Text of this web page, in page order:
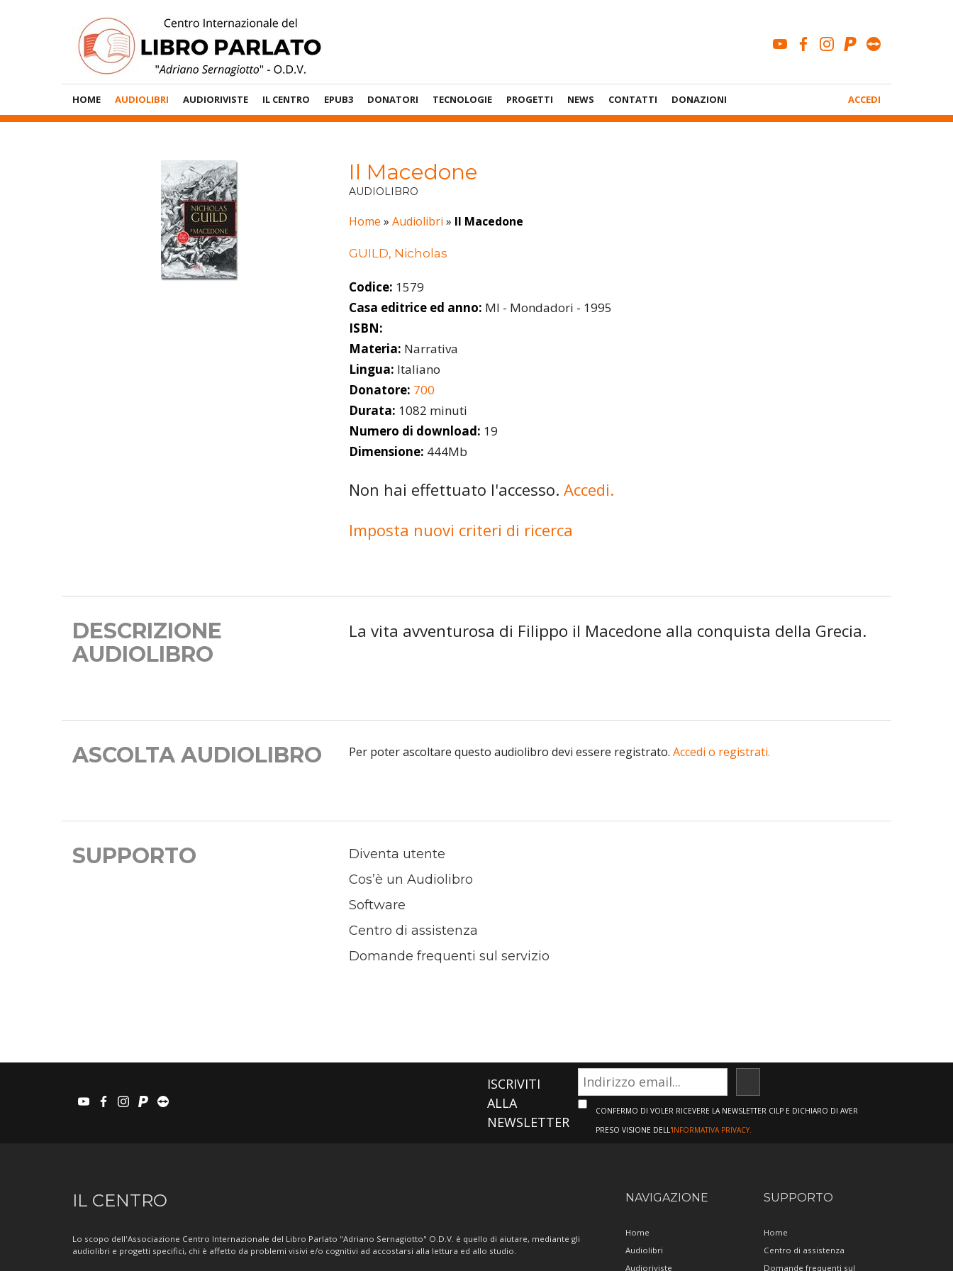
youtubefacebook
instagram
paypal
Menù
Principale
HOME AUDIOLIBRI AUDIORIVISTE IL CENTRO EPUB3 DONATORI TECNOLOGIE PROGETTI NEWS CONTATTI DONAZIONI
Account
ACCEDI
Il Macedone
AUDIOLIBRO
Home » Audiolibri » Il Macedone
GUILD, Nicholas
Codice: 1579
Casa editrice ed anno: MI - Mondadori - 1995
ISBN:
Materia: Narrativa
Lingua: Italiano
Donatore: 700
Durata: 1082 minuti
Numero di download: 19
Dimensione: 444Mb
Non hai effettuato l'accesso. Accedi.
Imposta nuovi criteri di ricerca
DESCRIZIONE
AUDIOLIBRO
La vita avventurosa di Filippo il Macedone alla conquista della Grecia.
ASCOLTA AUDIOLIBRO Per poter ascoltare questo audiolibro devi essere registrato. Accedi o registrati.
SUPPORTO
Diventa utente
Cos’è un Audiolibro
Software
Centro di assistenza
Domande frequenti sul servizio
youtubefacebook
instagram
paypalteamviewer
ISCRIVITI
ALLA
NEWSLETTER
CONFERMO DI VOLER RICEVERE LA NEWSLETTER CILP E DICHIARO DI AVER
PRESO VISIONE DELL'INFORMATIVA PRIVACY.
Informazioni
IL CENTRO
Lo scopo dell'Associazione Centro Internazionale del Libro Parlato "Adriano Sernagiotto" O.D.V. è quello di aiutare, mediante gli
audiolibri e progetti specifici, chi è affetto da problemi visivi e/o cognitivi ad accostarsi alla lettura ed allo studio.
NAVIGAZIONE
Home
Audiolibri
Audioriviste
SUPPORTO
Home
Centro di assistenza
Domande frequenti sul